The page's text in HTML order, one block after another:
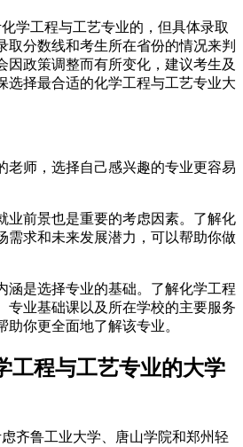
学工程与工艺专业的，但具体录取
取分数线和考生所在省份的情况来判
因政策调整而有所变化，建议考生及
选择最合适的化学工程与工艺专业大
老师，选择自己感兴趣的专业更容易
业前景也是重要的考虑因素。了解化
需求和未来发展潜力，可以帮助你做
涵是选择专业的基础。了解化学工程
专业基础课以及所在学校的主要服务
你更全面地了解该专业。
工程与工艺专业的大学
齐鲁工业大学、唐山学院和郑州轻